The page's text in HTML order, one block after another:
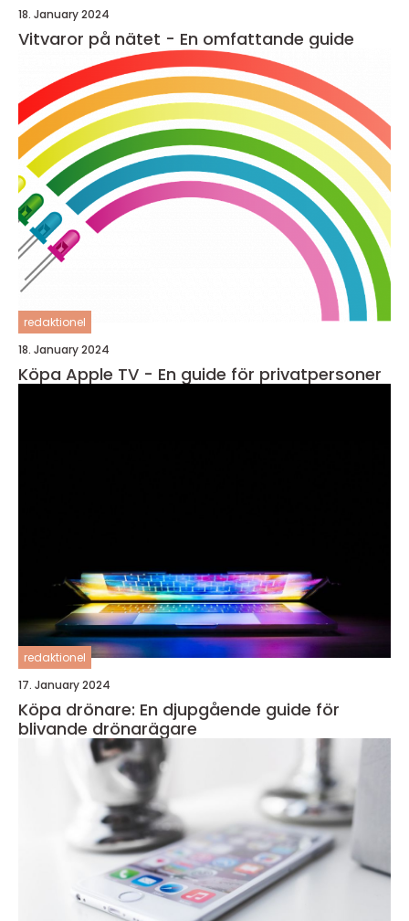
18. January 2024
Vitvaror på nätet - En omfattande guide
redaktionel
18. January 2024
Köpa Apple TV - En guide för privatpersoner
redaktionel
17. January 2024
Köpa drönare: En djupgående guide för
blivande drönarägare